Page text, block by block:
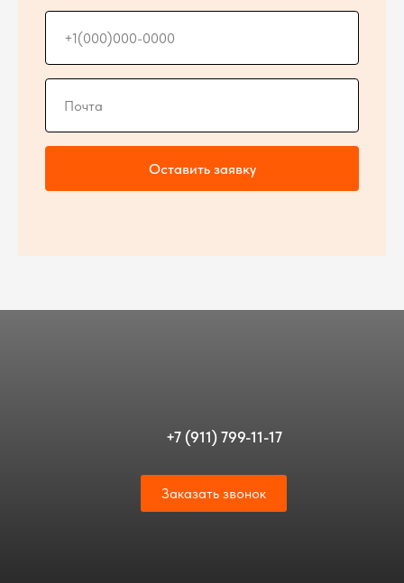
Оставить заявку
Заказать звонок
+7 (911) 799-11-17